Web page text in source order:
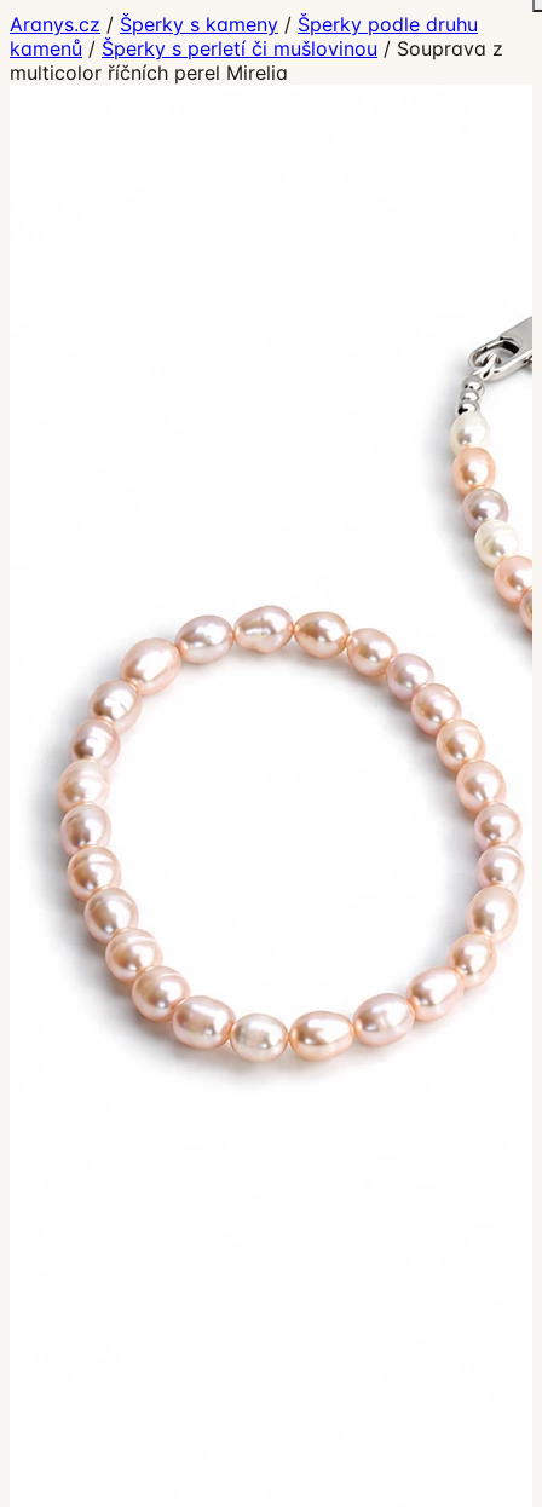
Aranys.cz / Šperky s kameny / Šperky podle druhu
kamenů / Šperky s perletí či mušlovinou / Souprava z
multicolor říčních perel Mirelia